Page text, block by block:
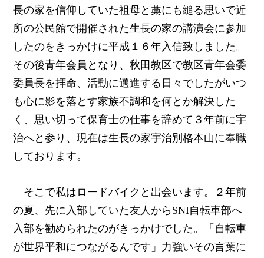
長の家を信仰していた祖母と藁にも縋る思いで近
所の公民館で開催された生長の家の講演会に参加
したのをきっかけに平成１６年入信致しました。
その後青年会員となり、秋田教区で教区青年会委
委員長を拝命、活動に邁進する日々でしたがいつ
も心に影を落とす家族不調和を何とか解決した
く、思い切って保育士の仕事を辞めて３年前に宇
治へと参り、現在は生長の家宇治別格本山に奉職
しております。
そこで私はロードバイクと出会います。２年前
の夏、先に入部していた友人からSNI自転車部へ
入部を勧められたのがきっかけでした。「自転車
が世界平和につながるんです」力強いその言葉に